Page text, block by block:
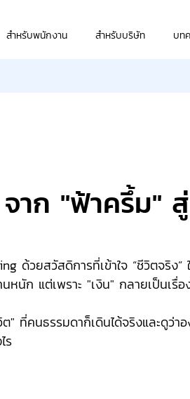
สำหรับพนักงาน สำหรับบริษัท บท
าก "ฟ้าครึ้ม" สู่
ด้วยสวัสดิการที่เข้าใจ “ชีวิตจริง”
หนัก แต่เพราะ "เงิน" กลายเป็นเรื่
" ที่คนธรรมดาก็เดินได้จริงและดูว่า
ร